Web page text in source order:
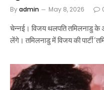
Byadmin May 8, 2026
चेन्नई। विजय थलपति तमिलनाडु
लेंगे। तमिलनाडु में विजय की पार्टी